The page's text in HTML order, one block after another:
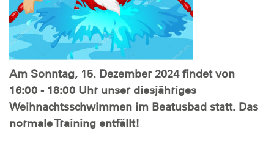
Am Sonntag, 15. Dezember 2024 findet von
16:00 - 18:00 Uhr unser diesjähriges
Weihnachtsschwimmen im Beatusbad statt. Das
normale Training entfällt!